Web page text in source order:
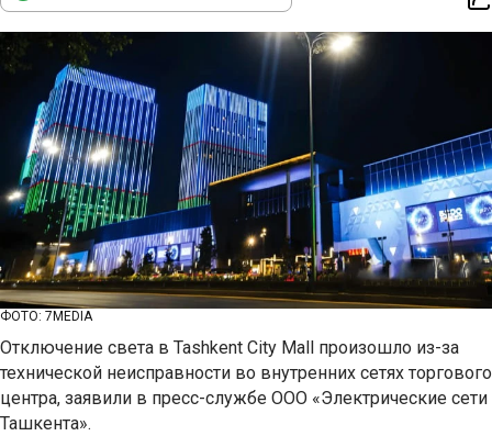
ФОТО: 7MEDIA
Отключение света в Tashkent City Mall произошло из-за
технической неисправности во внутренних сетях торгового
центра, заявили в пресс-службе ООО «Электрические сети
Ташкента».